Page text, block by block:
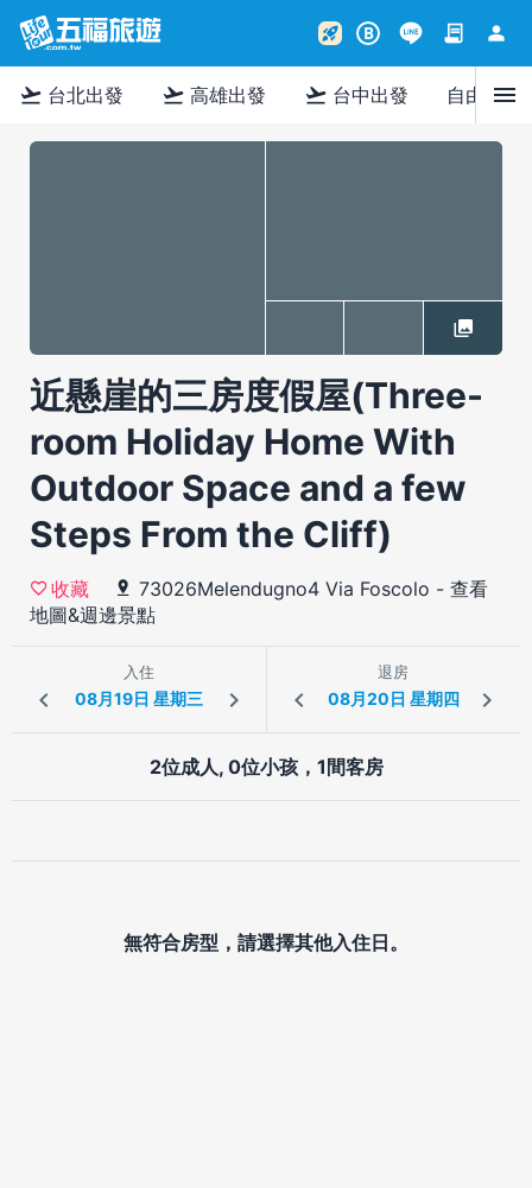
rocket_launch B contract person
flight_takeoff 台北出發 flight_takeoff 高雄出發 flight_takeoff 台中出發 自由行menu
近懸崖的三房度假屋(Three-
room Holiday Home With
Outdoor Space and a few
Steps From the Cliff)
收藏 73026Melendugno4 Via Foscolo - 查看
地圖&週邊景點
入住 退房
2位成人, 0位小孩，1間客房
無符合房型，請選擇其他入住日。